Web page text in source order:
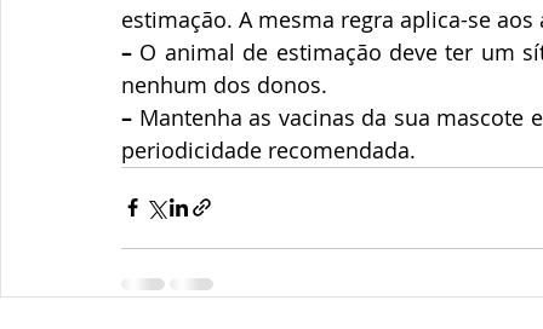
estimação. A mesma regra aplica-se aos
– O animal de estimação deve ter um
nenhum dos donos.
– Mantenha as vacinas da sua mascote
periodicidade recomendada.